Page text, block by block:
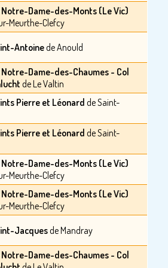
Notre-Dame-des-Monts (Le Vic)
Meurthe-Clefcy
Antoinede Anould
Notre-Dame-des-Chaumes - Col
de Le Valtin
Pierre et Léonard de Saint-
Pierre et Léonard de Saint-
Notre-Dame-des-Monts (Le Vic)
Meurthe-Clefcy
Notre-Dame-des-Monts (Le Vic)
Meurthe-Clefcy
Jacquesde Mandray
Notre-Dame-des-Chaumes - Col